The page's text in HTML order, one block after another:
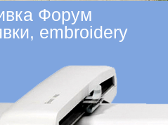
Форум
embroidery